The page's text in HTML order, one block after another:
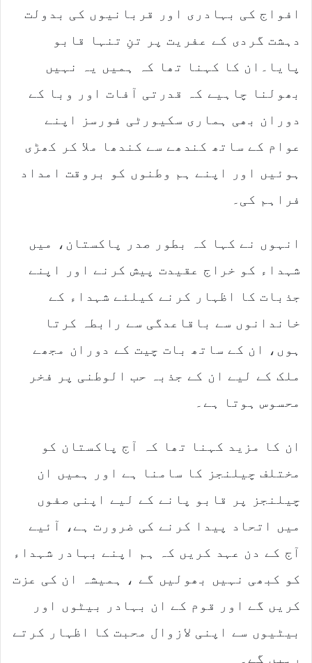
افواج کی بہادری اور قربانیوں کی بدولت
دہشت گردی کے عفریت پر تنِ تنہا قابو
پایا۔ان کا کہنا تھا کہ ہمیں یہ نہیں
بھولنا چاہیے کہ قدرتی آفات اور وبا کے
دوران بھی ہماری سکیورٹی فورسز اپنے
عوام کے ساتھ کندھے سے کندھا ملا کر کھڑی
ہوئیں اور اپنے ہم وطنوں کو بروقت امداد
فراہم کی۔
انہوں نے کہا کہ بطور صدر پاکستان، میں
شہداء کو خراج عقیدت پیش کرنے اور اپنے
جذبات کا اظہار کرنے کیلئے شہداء کے
خاندانوں سے باقاعدگی سے رابطہ کرتا
ہوں، ان کے ساتھ بات چیت کے دوران مجھے
ملک کے لیے ان کے جذبہ حب الوطنی پر فخر
محسوس ہوتا ہے۔
ان کا مزید کہنا تھا کہ آج پاکستان کو
مختلف چیلنجز کا سامنا ہے اور ہمیں ان
چیلنجز پر قابو پانے کے لیے اپنی صفوں
میں اتحاد پیدا کرنے کی ضرورت ہے، آئیے
آج کے دن عہد کریں کہ ہم اپنے بہادر شہداء
کو کبھی نہیں بھولیں گے ، ہمیشہ ان کی عزت
کریں گے اور قوم کے ان بہادر بیٹوں اور
بیٹیوں سے اپنی لازوال محبت کا اظہار کرتے
رہیں گے۔